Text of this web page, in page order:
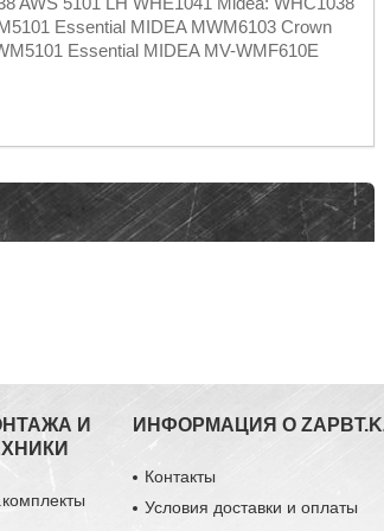
Essential MIDEA MWM6103 Crown
Essential MIDEA MV-WMF610E
И
ИНФОРМАЦИЯ О
Контакты
Условия доставки и оплаты